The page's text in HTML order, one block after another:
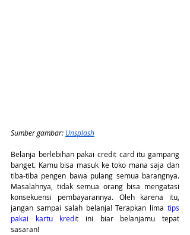
Sumber gambar: Unsplash
Belanja berlebihan pakai credit card itu gampang
banget. Kamu bisa masuk ke toko mana saja dan
tiba-tiba pengen bawa pulang semua barangnya.
Masalahnya, tidak semua orang bisa mengatasi
konsekuensi pembayarannya. Oleh karena itu,
jangan sampai salah belanja! Terapkan lima tips
pakai kartu kredit ini biar belanjamu tepat
sasaran!